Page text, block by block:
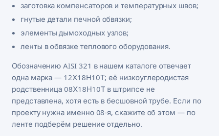
заготовка компенсаторов и температурных швов;
гнутые детали печной обвязки;
элементы дымоходных узлов;
ленты в обвязке теплового оборудования.
Обозначению AISI 321 в нашем каталоге отвечает
одна марка — 12Х18Н10Т; её низкоуглеродистая
родственница 08Х18Н10Т в штрипсе не
представлена, хотя есть в бесшовной трубе. Если по
проекту нужна именно 08-я, скажите об этом — по
ленте подберём решение отдельно.